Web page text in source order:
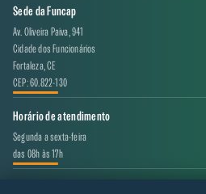
Sede da Funcap
Av. Oliveira Paiva, 941
Cidade dos Funcionários
Fortaleza, CE
CEP: 60.822-130
Horário de atendimento
Segunda a sexta-feira
das 08h às 17h